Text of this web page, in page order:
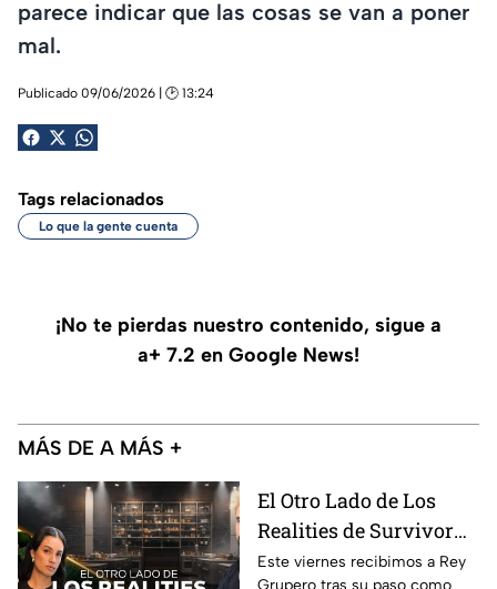
parece indicar que las cosas se van a poner
mal.
Publicado 09/06/2026 | 🕑 13:24
Tags relacionados
Lo que la gente cuenta
¡No te pierdas nuestro contenido, sigue a
a+ 7.2 en Google News!
MÁS DE A MÁS +
El Otro Lado de Los
Realities de Survivor
México La Reliquia en
Este viernes recibimos a Rey
Grupero tras su paso como